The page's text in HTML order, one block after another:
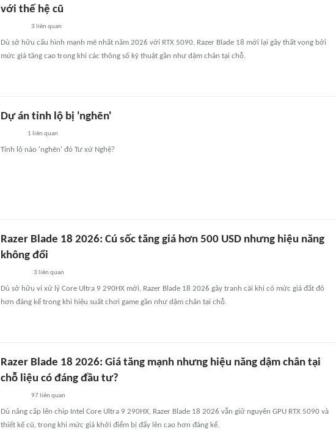
với thế hệ cũ
3 liên quan
Dù sở hữu cấu hình mạnh mẽ nhất năm 2026 với RTX 5090, Razer Blade 18 mới lại gây thất vọng bởi
mức giá tăng cao trong khi các thông số kỹ thuật gần như dậm chân tại chỗ.
Dự án tỉnh lộ bị 'nghẽn'
1 liên quan
Tỉnh lộ nào 'nghẽn' đó Tư xứ Nghệ?
Razer Blade 18 2026: Cú sốc tăng giá hơn 500 USD nhưng hiệu năng
không đổi
3 liên quan
Dù sở hữu vi xử lý Core Ultra 9 290HX mới, Razer Blade 18 2026 gây tranh cãi khi có mức giá đắt đỏ
hơn đáng kể trong khi hiệu suất chơi game gần như dậm chân tại chỗ.
Razer Blade 18 2026: Giá tăng mạnh nhưng hiệu năng dậm chân tại
chỗ liệu có đáng đầu tư?
97liên quan
Dù nâng cấp lên chip Intel Core Ultra 9 290HX, Razer Blade 18 2026 vẫn giữ nguyên GPU RTX 5090 và
thiết kế cũ, trong khi mức giá khởi điểm bị đẩy lên cao hơn đáng kể.